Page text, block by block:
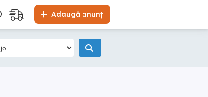
Adaugă anunț